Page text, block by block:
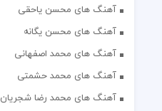
آهنگ های محسن یاحقی
آهنگ های محسن یگانه
آهنگ های محمد اصفهانی
آهنگ های محمد حشمتی
آهنگ های محمد رضا شجریان